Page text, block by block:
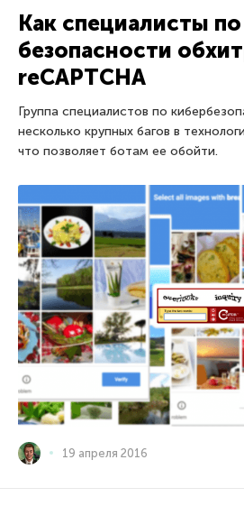
Как специалисты по
безопасности
reCAPTCHA
Группа специалистов по
несколько крупных багов в
что позволяет ботам ее обойти.
19 апреля 2016